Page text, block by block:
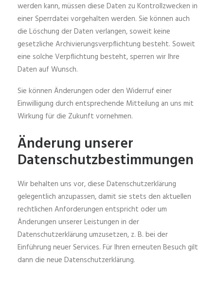
werden kann, müssen diese Daten zu Kontrollzwecken in
einer Sperrdatei vorgehalten werden. Sie können auch
die Löschung der Daten verlangen, soweit keine
gesetzliche Archivierungsverpflichtung besteht. Soweit
eine solche Verpflichtung besteht, sperren wir Ihre
Daten auf Wunsch.
Sie können Änderungen oder den Widerruf einer
Einwilligung durch entsprechende Mitteilung an uns mit
Wirkung für die Zukunft vornehmen.
Änderung unserer
Datenschutzbestimmungen
Wir behalten uns vor, diese Datenschutzerklärung
gelegentlich anzupassen, damit sie stets den aktuellen
rechtlichen Anforderungen entspricht oder um
Änderungen unserer Leistungen in der
Datenschutzerklärung umzusetzen, z. B. bei der
Einführung neuer Services. Für Ihren erneuten Besuch gilt
dann die neue Datenschutzerklärung.